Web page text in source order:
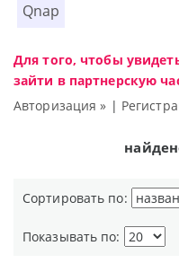
Qnap
Для того, чтобы
зайти в партнерскую
Авторизация » |
Сортировать по:
Показывать по: